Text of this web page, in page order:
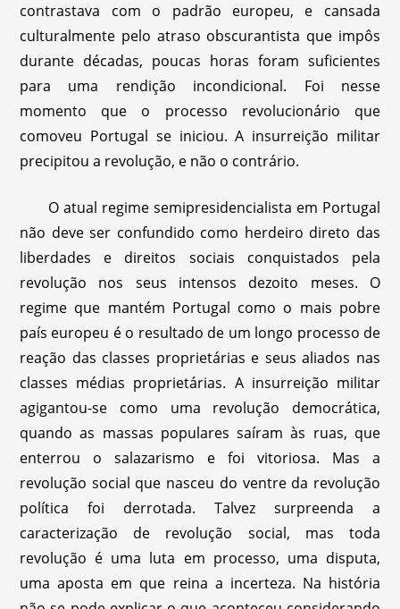
contrastava com o padrão europeu, e cansada
culturalmente pelo atraso obscurantista que impôs
durante décadas, poucas horas foram suficientes
para uma rendição incondicional. Foi nesse
momento que o processo revolucionário que
comoveu Portugal se iniciou. A insurreição militar
precipitou a revolução, e não o contrário.
O atual regime semipresidencialista em Portugal
não deve ser confundido como herdeiro direto das
liberdades e direitos sociais conquistados pela
revolução nos seus intensos dezoito meses. O
regime que mantém Portugal como o mais pobre
país europeu é o resultado de um longo processo de
reação das classes proprietárias e seus aliados nas
classes médias proprietárias. A insurreição militar
agigantou-se como uma revolução democrática,
quando as massas populares saíram às ruas, que
enterrou o salazarismo e foi vitoriosa. Mas a
revolução social que nasceu do ventre da revolução
política foi derrotada. Talvez surpreenda a
caracterização de revolução social, mas toda
revolução é uma luta em processo, uma disputa,
uma aposta em que reina a incerteza. Na história